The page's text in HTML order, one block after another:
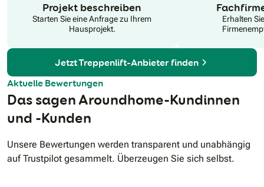
Projekt beschreiben
Starten Sie eine Anfrage zu Ihrem
Hausprojekt.
Erhalten
Jetzt Treppenlift-Anbieter finden
Aktuelle Bewertungen
Das sagen Aroundhome-Kundinnen
und -Kunden
Unsere Bewertungen werden transparent und unabhängig
auf Trustpilot gesammelt. Überzeugen Sie sich selbst.